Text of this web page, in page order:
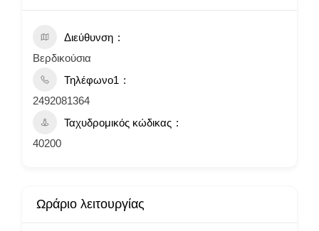
Διεύθυνση
Βερδικούσια
Τηλέφωνο1
2492081364
Ταχυδρομικός κώδικας
40200
Ωράριο λειτουργίας